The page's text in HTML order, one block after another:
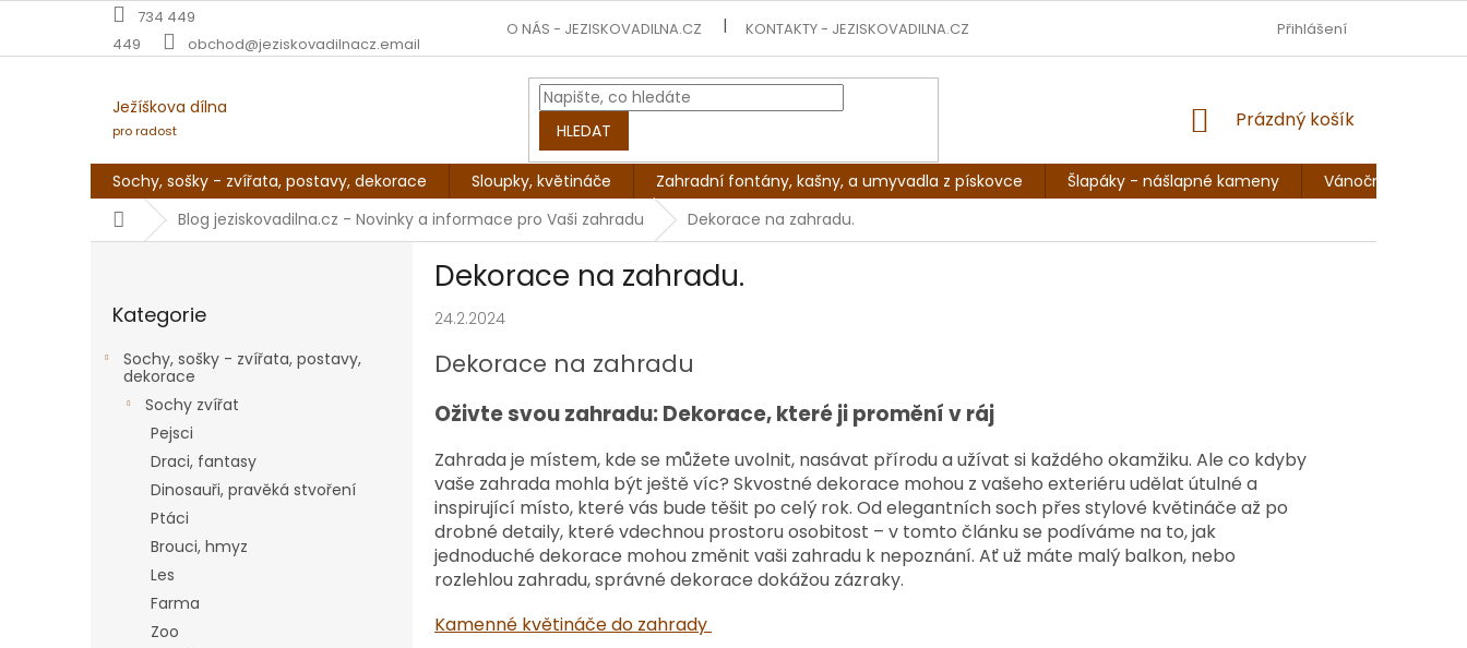
obsah
734 449
449
obchod@jeziskovadilnacz.email
O NÁS - JEZISKOVADILNA.CZ KONTAKTY - JEZISKOVADILNA.CZ OBCHODNÍ PODMÍNKY
Přihlášení
Ježíškova dílna
pro radost HLEDAT
NÁKUPNÍ
Prázdný košík
Sochy, sošky - zvířata, postavy, dekorace Sloupky, květináče Zahradní fontány, kašny, a umyvadla z pískovce Šlapáky - nášlapné kameny
Vánoční sochy,
DomůBlog jeziskovadilna.cz - Novinky a informace pro Vaši zahradu Dekorace na zahradu.
kategorie
Kategorie
Sochy, sošky - zvířata, postavy,
dekorace
Sochy zvířat
Pejsci
Draci, fantasy
Dinosauři, pravěká stvoření
Ptáci
Brouci, hmyz
Les
Farma
Zoo
Dekorace na zahradu.
24.2.2024
Dekorace na zahradu
Oživte svou zahradu: Dekorace, které ji promění v ráj
Zahrada je místem, kde se můžete uvolnit, nasávat přírodu a užívat si každého okamžiku. Ale co kdyby
vaše zahrada mohla být ještě víc? Skvostné dekorace mohou z vašeho exteriéru udělat útulné a
inspirující místo, které vás bude těšit po celý rok. Od elegantních soch přes stylové květináče až po
drobné detaily, které vdechnou prostoru osobitost – v tomto článku se podíváme na to, jak
jednoduché dekorace mohou změnit vaši zahradu k nepoznání. Ať už máte malý balkon, nebo
rozlehlou zahradu, správné dekorace dokážou zázraky.
Kamenné květináče do zahrady